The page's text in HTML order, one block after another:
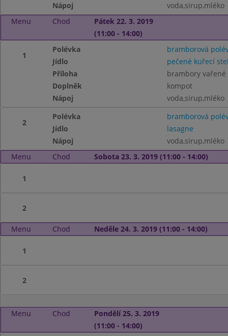
Nápoj
voda,sirup,mléko
Menu
Chod
Pátek 22. 3. 2019
(11:00 - 14:00)
1
Polévka
bramborová
Jídlo
pečené kuřecí
Příloha
brambory vařené
Doplněk
kompot
Nápoj
voda,sirup,mléko
2
Polévka
bramborová
Jídlo
lasagne
Nápoj
voda,sirup,mléko
Menu
Chod Sobota 23. 3. 2019 (11:00 - 14:00)
1
2
Menu Chod Neděle 24. 3. 2019 (11:00 - 14:00)
1
2
Menu Chod
Pondělí 25. 3. 2019
(11:00 - 14:00)